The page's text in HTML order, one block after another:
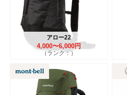
アロー22
4,000〜6,000円
（ランク：）